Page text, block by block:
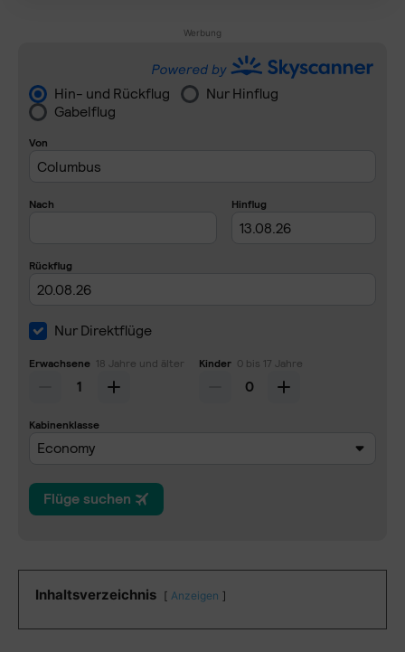
Werbung
Inhaltsverzeichnis Anzeigen